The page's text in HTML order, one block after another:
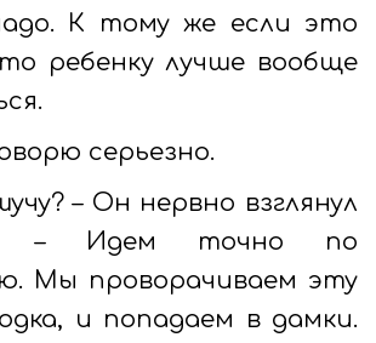
К тому же если это
ребенку лучше вообще
серьезно.
– Он нервно взглянул
– Идем точно по
Мы проворачиваем эту
и попадаем в дамки.